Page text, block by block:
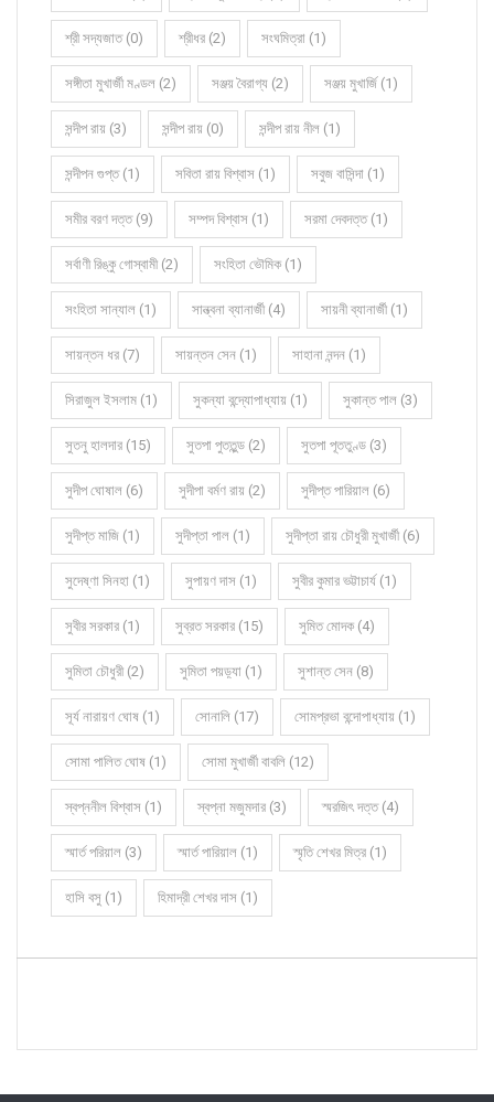
শ্রী সদ্যজাত (0) শ্রীধর (2) সংঘমিত্রা (1)
সঙ্গীতা মুখার্জী মণ্ডল (2) সঞ্জয় বৈরাগ্য (2) সঞ্জয় মুখার্জি (1)
সন্দীপ রায় (3) সন্দীপ রায় (0) সন্দীপ রায় নীল (1)
সন্দীপন গুপ্ত (1) সবিতা রায় বিশ্বাস (1) সবুজ বাসিন্দা (1)
সমীর বরণ দত্ত (9) সম্পদ বিশ্বাস (1) সরমা দেবদত্ত (1)
সর্বাণী রিঙ্কু গোস্বামী (2) সংহিতা ভৌমিক (1)
সংহিতা সান্যাল (1) সান্ত্বনা ব্যানার্জী (4) সায়নী ব্যানার্জী (1)
সায়ন্তন ধর (7) সায়ন্তন সেন (1) সাহানা নন্দন (1)
সিরাজুল ইসলাম (1) সুকন্যা বন্দ্যোপাধ্যায় (1) সুকান্ত পাল (3)
সুতনু হালদার (15) সুতপা পুততুন্ড (2) সুতপা পূততুণ্ড (3)
সুদীপ ঘোষাল (6) সুদীপা বর্মণ রায় (2) সুদীপ্ত পারিয়াল (6)
সুদীপ্ত মাজি (1) সুদীপ্তা পাল (1) সুদীপ্তা রায় চৌধুরী মুখার্জী (6)
সুদেষ্ণা সিনহা (1) সুপায়ণ দাস (1) সুবীর কুমার ভট্টাচার্য (1)
সুবীর সরকার (1) সুব্রত সরকার (15) সুমিত মোদক (4)
সুমিতা চৌধুরী (2) সুমিতা পয়ড়্যা (1) সুশান্ত সেন (8)
সূর্য নারায়ণ ঘোষ (1) সোনালি (17) সোমপ্রভা বন্দোপাধ্যায় (1)
সোমা পালিত ঘোষ (1) সোমা মুখার্জী বাবলি (12)
স্বপ্ননীল বিশ্বাস (1) স্বপ্না মজুমদার (3) স্মরজিৎ দত্ত (4)
স্মার্ত পরিয়াল (3) স্মার্ত পারিয়াল (1) স্মৃতি শেখর মিত্র (1)
হাসি বসু (1) হিমাদ্রী শেখর দাস (1)